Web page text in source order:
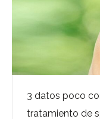
3 datos poco
tratamiento de